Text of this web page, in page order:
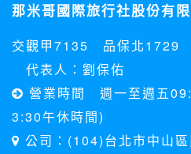
料。註冊時，本網站取得您的姓名
成功，並登入使用我們的服務後
其他除了上述，會保留您在上網
生的相關記錄，包括您使用連線
用的瀏覽器、瀏覽及點選資料紀
的瀏覽器予以標示，歸納使用者
網頁，除非您願意告知您的個人資
將此項記錄和您對應。請您注意
那米哥國際旅行社股份有
交觀甲7135 品保北1729
代表人：劉保佑
營業時間 週一至週五
3:30午休時間)
公司：(104)台北市中山